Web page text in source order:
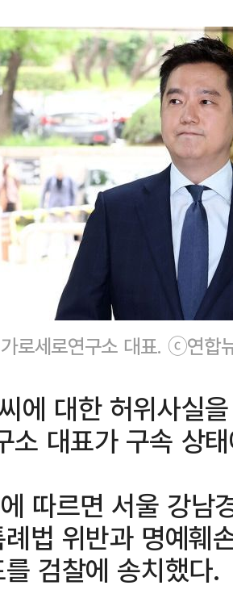
로세로연구소 대표. ⓒ연합
에 대한 허위사실
소 대표가 구속 상
따르면 서울 강남
법 위반과 명예훼
검찰에 송치했다.